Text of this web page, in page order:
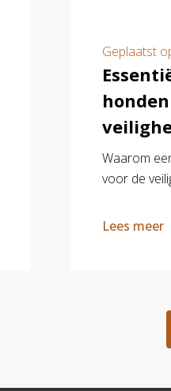
Geplaatst
Waarom
voor de
Lees meer